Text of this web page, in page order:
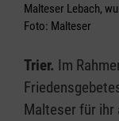
Malteser Lebach,
Foto: Malteser
Trier. Im
Malteser für ihr